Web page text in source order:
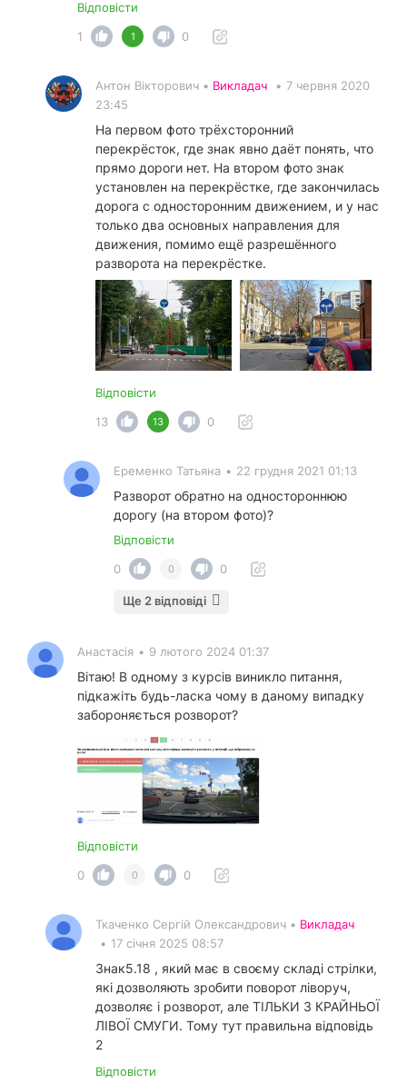
Відповісти
1
1 0
Антон Вікторович • Викладач • 7 червня 2020
23:45
На первом фото трёхсторонний
перекрёсток, где знак явно даёт понять, что
прямо дороги нет. На втором фото знак
установлен на перекрёстке, где закончилась
дорога с односторонним движением, и у нас
только два основных направления для
движения, помимо ещё разрешённого
разворота на перекрёстке.
Відповісти
13
13 0
Еременко Татьяна • 22 грудня 2021 01:13
Разворот обратно на одностороннюю
дорогу (на втором фото)?
Відповісти
0
0 0
Ще 2 відповіді
Анастасія • 9 лютого 2024 01:37
Вітаю! В одному з курсів виникло питання,
підкажіть будь-ласка чому в даному випадку
забороняється розворот?
Відповісти
0
0 0
Ткаченко Сергій Олександрович • Викладач
• 17 січня 2025 08:57
Знак5.18 , який має в своєму складі стрілки,
які дозволяють зробити поворот ліворуч,
дозволяє і розворот, але ТІЛЬКИ З КРАЙНЬОЇ
ЛІВОЇ СМУГИ. Тому тут правильна відповідь
2
Відповісти